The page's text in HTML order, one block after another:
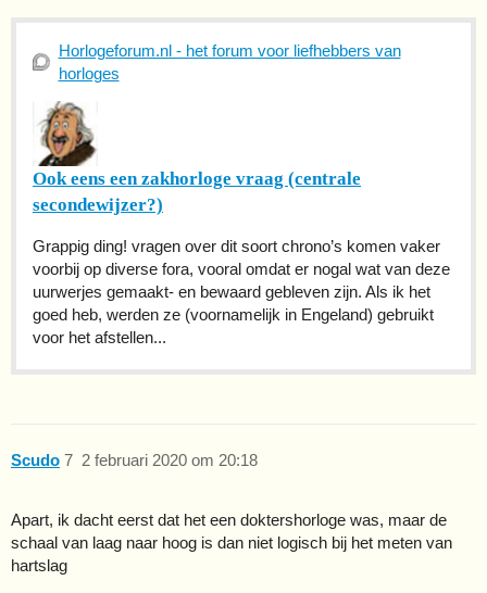
Horlogeforum.nl - het forum voor liefhebbers van
horloges
Ook eens een zakhorloge vraag (centrale
secondewijzer?)
Grappig ding! vragen over dit soort chrono’s komen vaker
voorbij op diverse fora, vooral omdat er nogal wat van deze
uurwerjes gemaakt- en bewaard gebleven zijn. Als ik het
goed heb, werden ze (voornamelijk in Engeland) gebruikt
voor het afstellen...
Scudo 2 februari 2020 om 20:18
7
Apart, ik dacht eerst dat het een doktershorloge was, maar de
schaal van laag naar hoog is dan niet logisch bij het meten van
hartslag